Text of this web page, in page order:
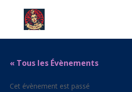
« Tous les Évènements
Cet évènement est passé